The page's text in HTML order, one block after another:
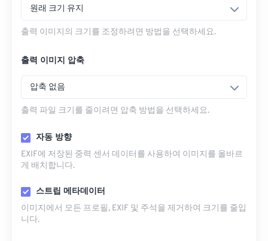
원래 크기 유지
출력 이미지의 크기를 조정하려면 방법을 선택하세요.
출력 이미지 압축
압축 없음
출력 파일 크기를 줄이려면 압축 방법을 선택하세요.
자동 방향
EXIF에 저장된 중력 센서 데이터를 사용하여 이미지를 올바르
게 배치합니다.
스트립 메타데이터
이미지에서 모든 프로필, EXIF ​​및 주석을 제거하여 크기를 줄입
니다.